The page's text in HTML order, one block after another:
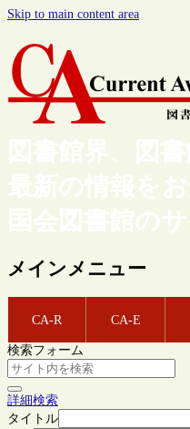
Skip to main content area
図書館界、図
最新の情報を
国会図書館の
メインメニュー
CA-R CA-E
検索フォーム
詳細検索
タイトル